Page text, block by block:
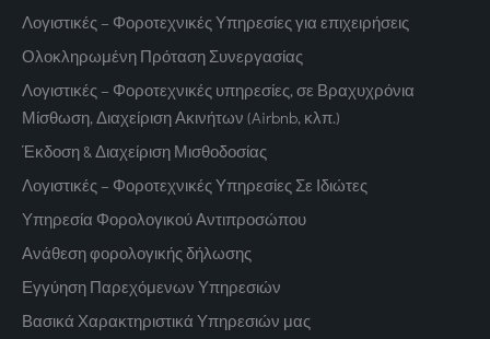
Λογιστικές – Φοροτεχνικές Υπηρεσίες για επιχειρήσεις
Ολοκληρωμένη Πρόταση Συνεργασίας
Λογιστικές – Φοροτεχνικές υπηρεσίες, σε Βραχυχρόνια
Μίσθωση, Διαχείριση Ακινήτων (Airbnb, κλπ.)
Έκδοση & Διαχείριση Μισθοδοσίας
Λογιστικές – Φοροτεχνικές Υπηρεσίες Σε Ιδιώτες
Υπηρεσία Φορολογικού Αντιπροσώπου
Ανάθεση φορολογικής δήλωσης
Εγγύηση Παρεχόμενων Υπηρεσιών
Βασικά Χαρακτηριστικά Υπηρεσιών μας